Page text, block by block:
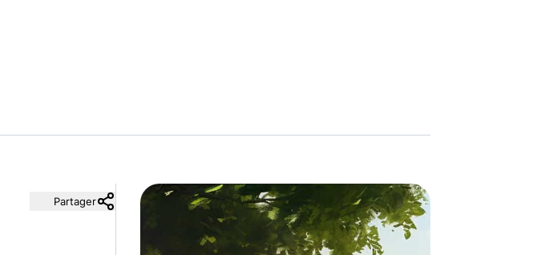
Partager